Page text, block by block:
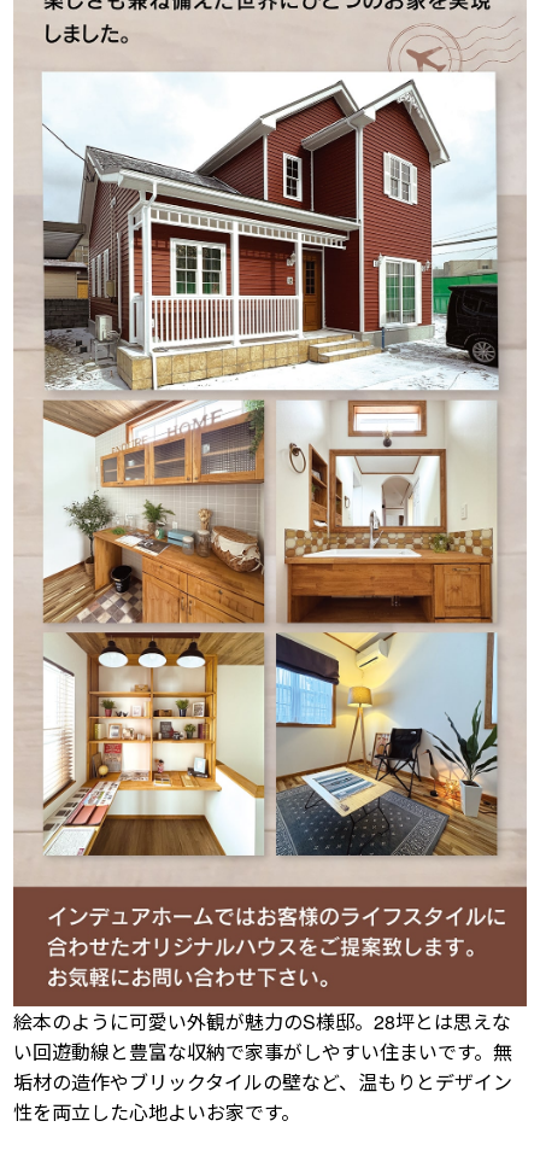
絵本のように可愛い外観が魅力のS様邸。28坪とは思えな
い回遊動線と豊富な収納で家事がしやすい住まいです。無
垢材の造作やブリックタイルの壁など、温もりとデザイン
性を両立した心地よいお家です。